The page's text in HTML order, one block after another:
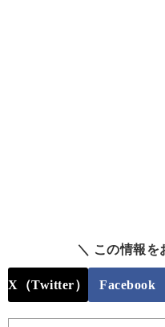
＼ この情報を
X（Twitter） Facebook